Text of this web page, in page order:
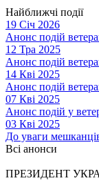
Найближчі події
19 Січ 2026
Анонс подій
12 Тра 2025
Анонс подій
14 Кві 2025
Анонс подій
07 Кві 2025
Анонс подій у
03 Кві 2025
До уваги
Всі анонси
ПРЕЗИДЕНТ